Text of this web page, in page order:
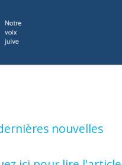
nouvelles
LECTURE : Un